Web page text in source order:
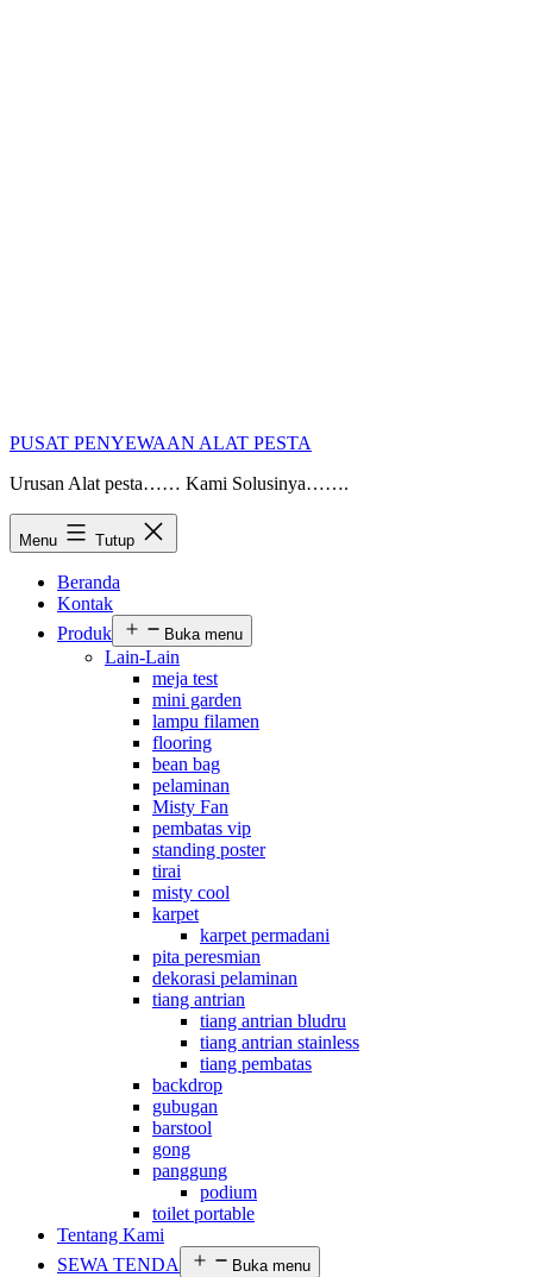
PUSAT PENYEWAAN ALAT PESTA
Urusan Alat pesta…… Kami Solusinya…….
Menu Tutup
Beranda
Kontak
Produk
Buka menu
Lain-Lain
meja test
mini garden
lampu filamen
flooring
bean bag
pelaminan
Misty Fan
pembatas vip
standing poster
tirai
misty cool
karpet
karpet permadani
pita peresmian
dekorasi pelaminan
tiang antrian
tiang antrian bludru
tiang antrian stainless
tiang pembatas
backdrop
gubugan
barstool
gong
panggung
podium
toilet portable
Tentang Kami
SEWA TENDA
Buka menu